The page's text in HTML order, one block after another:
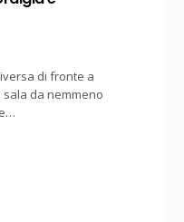
di fronte a
da nemmeno